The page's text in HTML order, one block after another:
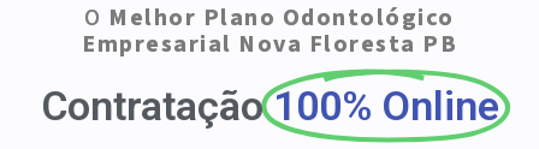
O Melhor Plano Odontológico
Empresarial Nova Floresta PB
Contratação 100% Online